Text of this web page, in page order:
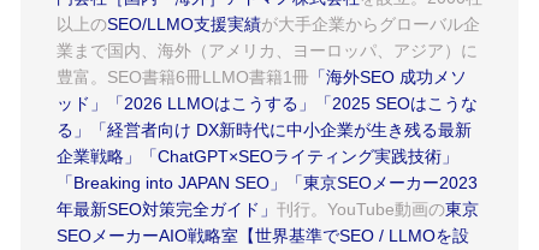
以上のSEO/LLMO支援実績が大手企業からグローバル企
業まで国内、海外（アメリカ、ヨーロッパ、アジア）に
豊富。SEO書籍6冊LLMO書籍1冊 「海外SEO 成功メソ
ッド」
「2026 LLMOはこうする」
「2025 SEOはこうな
る」
「経営者向け DX新時代に中小企業が生き残る最新
企業戦略」
「ChatGPT×SEOライティング実践技術」
「Breaking into JAPAN SEO」
「東京SEOメーカー2023
年最新SEO対策完全ガイド」 刊行。YouTube動画の東京
SEOメーカーAIO戦略室【世界基準でSEO / LLMOを設